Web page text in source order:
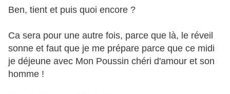
Ben, tient et puis quoi encore ?
Ca sera pour une autre fois, parce que là, le réveil
sonne et faut que je me prépare parce que ce midi
je déjeune avec Mon Poussin chéri d'amour et son
homme !